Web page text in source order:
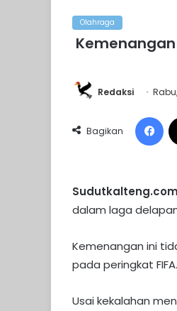
Olahraga
Redaksi
Bagikan
Sudutkalteng.com
dalam laga delapan
Kemenangan ini
pada peringkat FIFA.
Usai kekalahan